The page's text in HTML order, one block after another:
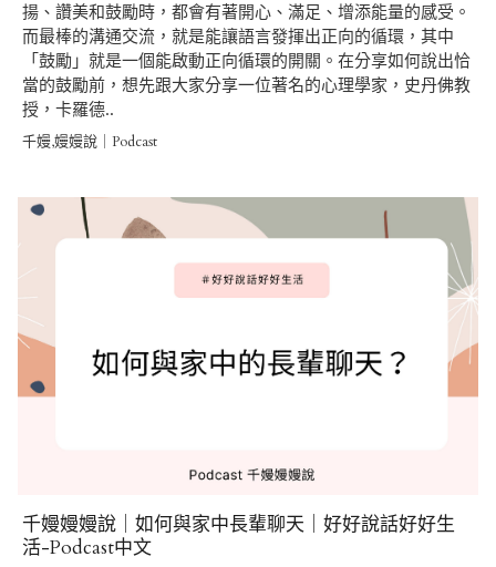
揚、讚美和鼓勵時，都會有著開心、滿足、增添能量的感受。
而最棒的溝通交流，就是能讓語言發揮出正向的循環，其中
「鼓勵」就是一個能啟動正向循環的開關。在分享如何說出恰
當的鼓勵前，想先跟大家分享一位著名的心理學家，史丹佛教
授，卡羅德..
千嫚,嫚嫚說｜Podcast
千嫚嫚嫚說｜如何與家中長輩聊天｜好好說話好好生
活-Podcast中文